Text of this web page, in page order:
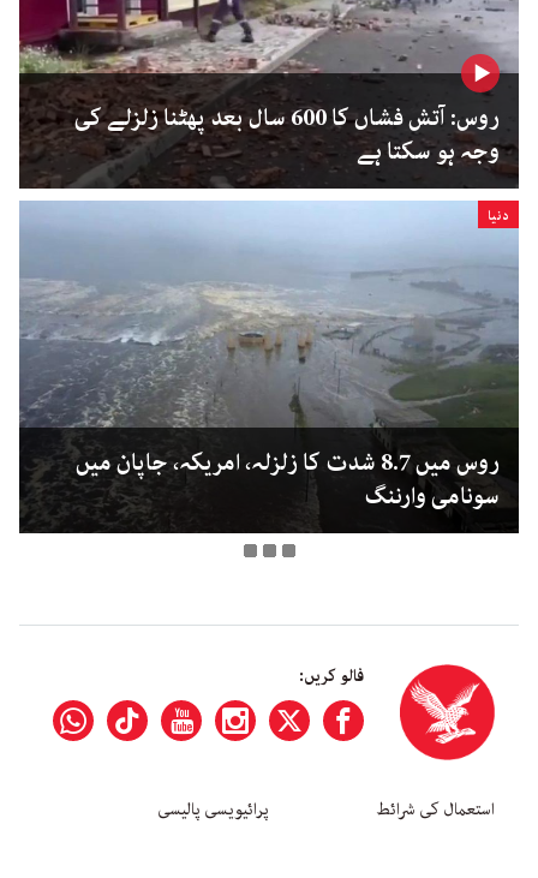
روس: آتش فشاں کا 600 سال بعد پھٹنا زلزلے کی
وجہ ہو سکتا ہے
دنیا
روس میں 8.7 شدت کا زلزلہ، امریکہ، جاپان میں
سونامی وارننگ
فالو کریں:
استعمال کی شرائط پرائیویسی پالیسی